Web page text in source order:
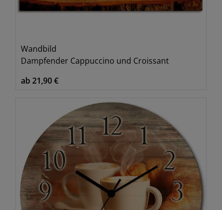
Wandbild
Dampfender Cappuccino und Croissant
ab 21,90 €